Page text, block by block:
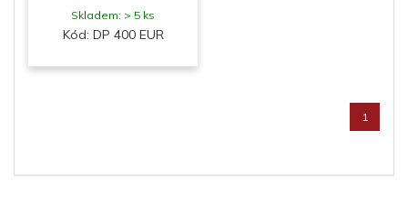
Skladem: > 5 ks
Kód: DP 400 EUR
1